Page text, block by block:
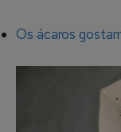
Os ácaros